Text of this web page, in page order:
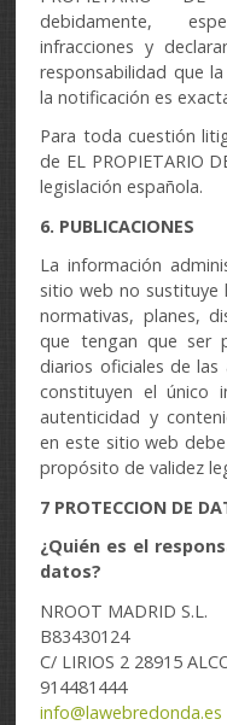
debidamente,
infracciones y
responsabilidad que
la notificación es
Para toda cuestión
de EL PROPIETARIO
legislación española.
6. PUBLICACIONES
La información
sitio web no sustituye
normativas, planes,
que tengan que ser
diarios oficiales de las
constituyen el único
autenticidad y
en este sitio web
propósito de validez
7 PROTECCION DE
¿Quién es el
datos?
NROOT MADRID
B83430124
C/ LIRIOS 2 28915
914481444
info@lawebredonda.es